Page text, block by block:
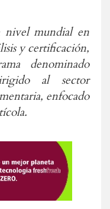
nivel mundial en
y certificación,
denominado
al sector
enfocado